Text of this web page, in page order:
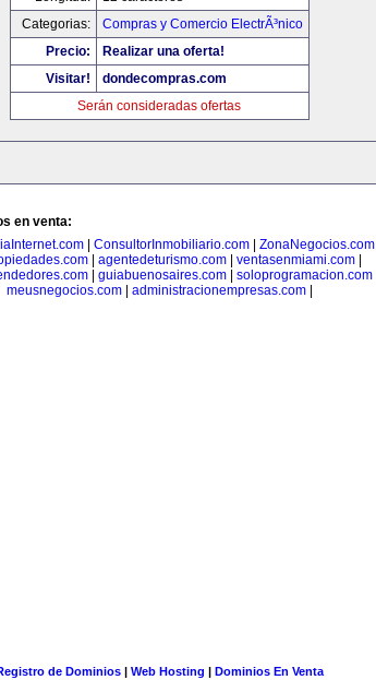
Categorias:
Compras y Comercio ElectrÃ³nico
Precio:
Realizar una oferta!
Visitar!
dondecompras.com
Serán consideradas ofertas
en venta:
ConsultorInmobiliario.com ZonaNegocios.com
| agentedeturismo.com| ventasenmiami.com|
| guiabuenosaires.com| soloprogramacion.com|
meusnegocios.com| administracionempresas.com|
de Dominios| Web Hosting | Dominios En Venta